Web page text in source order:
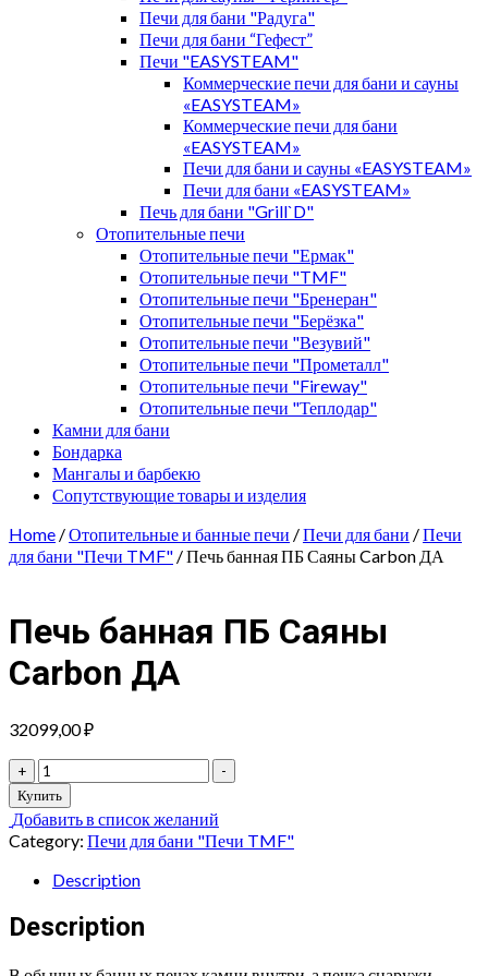
Печи для бани "Радуга"
Печи для бани “Гефест”
Печи "EASYSTEAM"
Коммерческие печи для бани и сауны
«EASYSTEAM»
Коммерческие печи для бани
«EASYSTEAM»
Печи для бани и сауны «EASYSTEAM»
Печи для бани «EASYSTEAM»
Печь для бани "Grill`D"
Отопительные печи
Отопительные печи "Ермак"
Отопительные печи "TMF"
Отопительные печи "Бренеран"
Отопительные печи "Берёзка"
Отопительные печи "Везувий"
Отопительные печи "Прометалл"
Отопительные печи "Fireway"
Отопительные печи "Теплодар"
Камни для бани
Бондарка
Мангалы и барбекю
Сопутствующие товары и изделия
Home /Отопительные и банные печи /Печи для бани /Печи
для бани "Печи TMF" / Печь банная ПБ Саяны Carbon ДА
Печь банная ПБ Саяны
Carbon ДА
32099,00₽
+
Печь
банная
ПБ
Саяны
Carbon
ДА
-
Купить
Добавить в список желаний
Category: Печи для бани "Печи TMF"
Description
Description